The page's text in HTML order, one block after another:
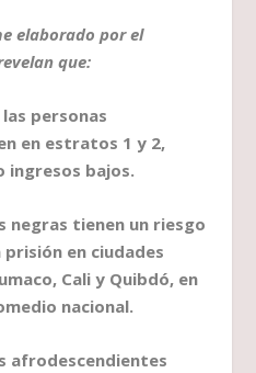
elaborado por el
que:
personas
en estratos 1 y 2,
ingresos bajos.
tienen un riesgo
en ciudades
Cali y Quibdó, en
nacional.